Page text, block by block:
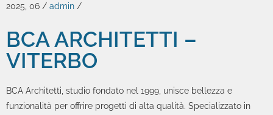
2025, 06 / admin /
BCA ARCHITETTI –
VITERBO
BCA Architetti, studio fondato nel 1999, unisce bellezza e
funzionalità per offrire progetti di alta qualità. Specializzato in